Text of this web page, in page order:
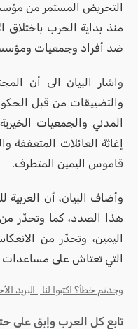
التحريض المستمر من
منذ بداية الحرب باختلاق
ضد أفراد وجمعيات
واشار البيان الى أن
والتضييقات من قبل
المدني والجمعيات
إغاثة العائلات المتعففة
قاموس اليمين المتطرف.
وأضاف البيان، أن
هذا الصدد، كما وتحذّر
اليمين، وتحذّر من
التي تعتاش على مساعدات
وجدتم خطأ؟ اكتبوا لنا | البريد
تابع كل العرب وإبق على